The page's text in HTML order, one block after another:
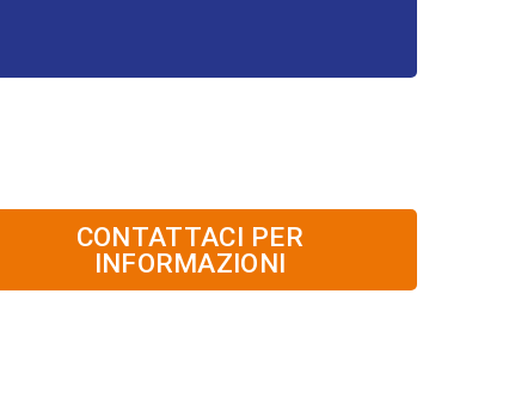
CONTATTACI PER
INFORMAZIONI